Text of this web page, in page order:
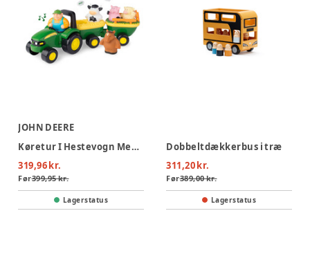
JOHN DEERE
Køretur I Hestevogn Med Dyrelyde
319,96 kr.
Før399,95 kr.
Lagerstatus
Dobbeltdækkerbus i træ
311,20 kr.
Før389,00 kr.
Lagerstatus